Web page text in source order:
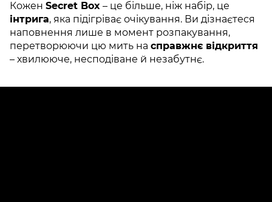
Кожен Secret Box – це більше, ніж набір, це
інтрига, яка підігріває очікування. Ви дізнаєтеся
наповнення лише в момент розпакування,
перетворюючи цю мить на справжнє відкриття
– хвилююче, несподіване й незабутнє.